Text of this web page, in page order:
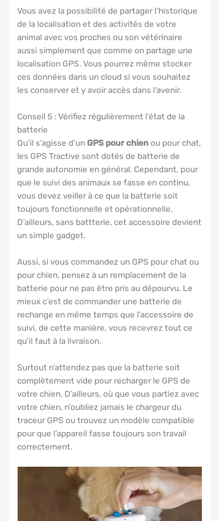
Vous avez la possibilité de partager l’historique
de la localisation et des activités de votre
animal avec vos proches ou son vétérinaire
aussi simplement que comme on partage une
localisation GPS. Vous pourrez même stocker
ces données dans un cloud si vous souhaitez
les conserver et y avoir accès dans l’avenir.
Conseil 5 : Vérifiez régulièrement l’état de la
batterie
Qu’il s’agisse d’un GPS pour chien ou pour chat,
les GPS Tractive sont dotés de batterie de
grande autonomie en général. Cependant, pour
que le suivi des animaux se fasse en continu,
vous devez veiller à ce que la batterie soit
toujours fonctionnelle et opérationnelle.
D’ailleurs, sans battterie, cet accessoire devient
un simple gadget.
Aussi, si vous commandez un GPS pour chat ou
pour chien, pensez à un remplacement de la
batterie pour ne pas être pris au dépourvu. Le
mieux c’est de commander une batterie de
rechange en même temps que l’accessoire de
suivi, de cette manière, vous recevrez tout ce
qu’il faut à la livraison.
Surtout n’attendez pas que la batterie soit
complètement vide pour recharger le GPS de
votre chien. D’ailleurs, où que vous partiez avec
votre chien, n’oubliez jamais le chargeur du
traceur GPS ou trouvez un modèle compatible
pour que l’appareil fasse toujours son travail
correctement.